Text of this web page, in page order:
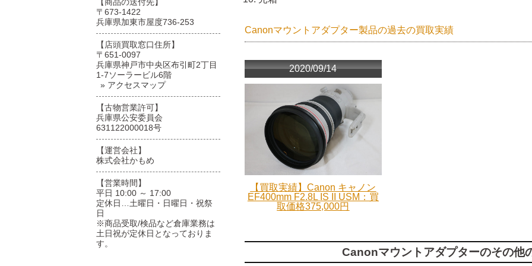
Canonマウントアダプター製品の過去の買取実績
2020/09/14
【買取実績】Canon キャノン
EF400mm F2.8L IS II USM：買
取価格375,000円
Canonマウントアダプターのその他
〒673-1422
兵庫県加東市屋度736-253
【店頭買取窓口住所】
〒651-0097
兵庫県神戸市中央区布引町2丁目
1-7ソーラービル6階
» アクセスマップ
【古物営業許可】
兵庫県公安委員会
631122000018号
【運営会社】
株式会社かもめ
【営業時間】
平日 10:00 ～ 17:00
定休日…土曜日・日曜日・祝祭
日
※商品受取/検品など倉庫業務は
土日祝が定休日となっておりま
す。